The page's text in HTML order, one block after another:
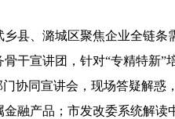
县、潞城区聚焦企业全链条
干宣讲团，针对“专精特新”
协同宣讲会，现场答疑解惑
融产品；市发改委系统解读